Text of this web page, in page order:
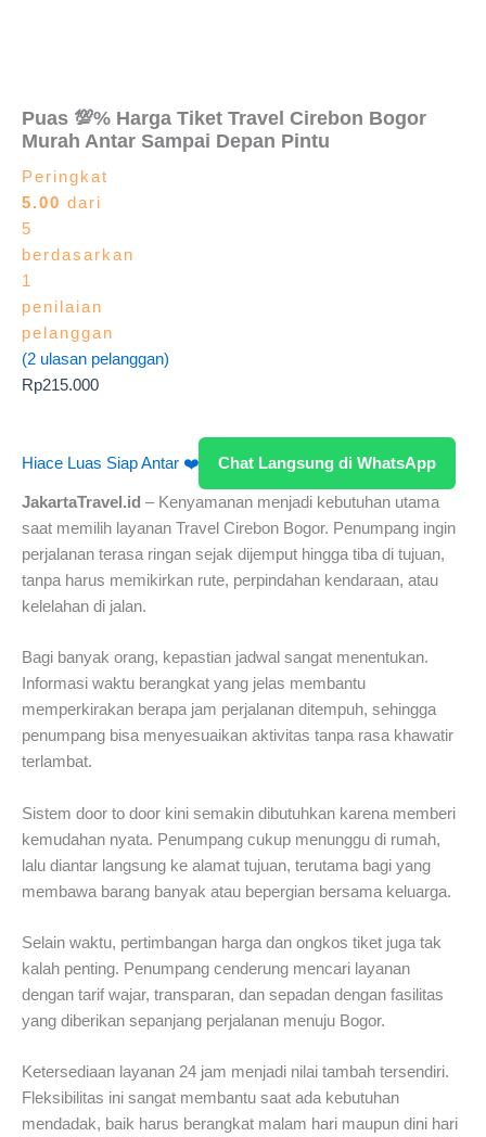
Puas 💯% Harga Tiket Travel Cirebon Bogor
Murah Antar Sampai Depan Pintu
Peringkat
5.00 dari
5
berdasarkan
1
penilaian
pelanggan
(2 ulasan pelanggan)
Rp215.000
Hiace Luas Siap Antar ❤️ Chat Langsung di WhatsApp
JakartaTravel.id – Kenyamanan menjadi kebutuhan utama
saat memilih layanan Travel Cirebon Bogor. Penumpang ingin
perjalanan terasa ringan sejak dijemput hingga tiba di tujuan,
tanpa harus memikirkan rute, perpindahan kendaraan, atau
kelelahan di jalan.
Bagi banyak orang, kepastian jadwal sangat menentukan.
Informasi waktu berangkat yang jelas membantu
memperkirakan berapa jam perjalanan ditempuh, sehingga
penumpang bisa menyesuaikan aktivitas tanpa rasa khawatir
terlambat.
Sistem door to door kini semakin dibutuhkan karena memberi
kemudahan nyata. Penumpang cukup menunggu di rumah,
lalu diantar langsung ke alamat tujuan, terutama bagi yang
membawa barang banyak atau bepergian bersama keluarga.
Selain waktu, pertimbangan harga dan ongkos tiket juga tak
kalah penting. Penumpang cenderung mencari layanan
dengan tarif wajar, transparan, dan sepadan dengan fasilitas
yang diberikan sepanjang perjalanan menuju Bogor.
Ketersediaan layanan 24 jam menjadi nilai tambah tersendiri.
Fleksibilitas ini sangat membantu saat ada kebutuhan
mendadak, baik harus berangkat malam hari maupun dini hari